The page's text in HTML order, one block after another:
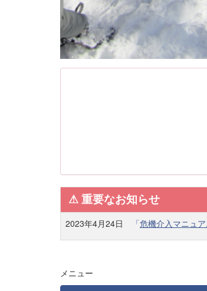
⚠︎ 重要なお知らせ
2023年4月24日 「危機介入マニュ
メニュー